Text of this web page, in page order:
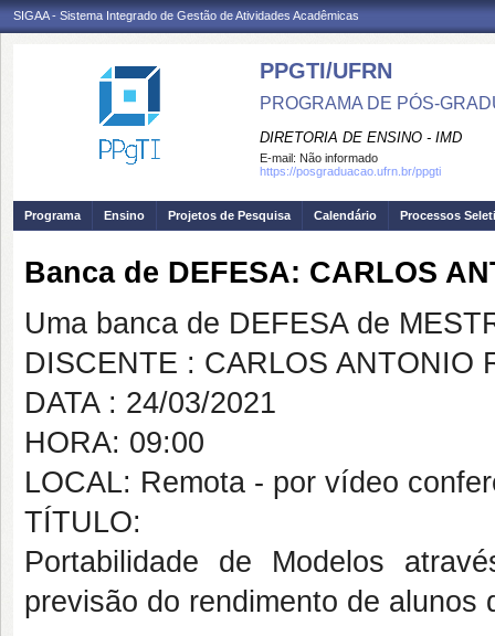
SIGAA - Sistema Integrado de Gestão de Atividades Acadêmicas
PPGTI/UFRN
PROGRAMA DE PÓS-
DIRETORIA DE ENSINO - IMD
E-mail: Não informado
https://posgraduacao.ufrn.br/ppgti
Programa Ensino Projetos de Pesquisa Calendário Processos
Banca de DEFESA: CARLOS
Uma banca de DEFESA de
DISCENTE : CARLOS ANTONIO
DATA : 24/03/2021
HORA: 09:00
LOCAL: Remota - por vídeo
TÍTULO:
Portabilidade de Modelos
previsão do rendimento de alunos